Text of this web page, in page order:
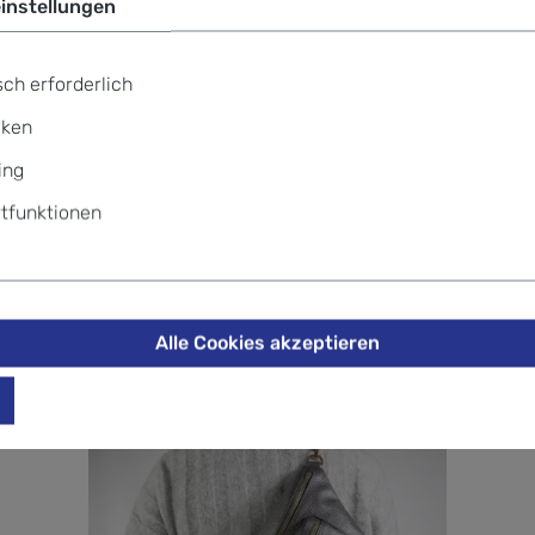
ANNA RFID RV-Geldbörse M
erforderlich
Alle Cookies akzeptieren